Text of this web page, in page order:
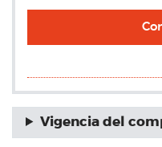
Vigencia del